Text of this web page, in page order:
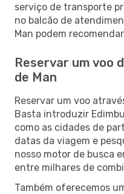
serviço de transporte
no balcão de
Man podem
Reservar um voo
de Man
Reservar um voo
Basta introduzir
como as cidades de
datas da viagem e
nosso motor de busca
entre milhares de
Também oferecemos